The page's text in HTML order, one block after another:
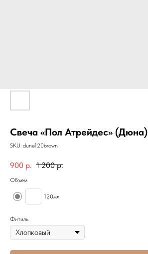
Свеча «Пол Атрейдес» (Дюна)
SKU: dune120brown
900 р. 1 200 р.
Объем
120мл
Фитиль